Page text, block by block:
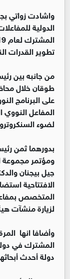
واشادت زواتي
الدولية
تطوير القدرات
من جانبه بين
طوقان خلال
على البرنامج
المفاعل النووي
لضوء
بدورهما ثمن
ومؤتمر مجموعة
جيل بيجنان
الافتتاحية
المتخصص
لزيارة منشآت
وأضافا انها
دولة أحدث